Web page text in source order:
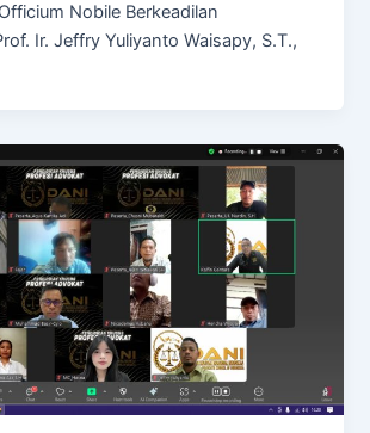
Nobile Berkeadilan
Ir. Jeffry Yuliyanto Waisapy, S.T.,